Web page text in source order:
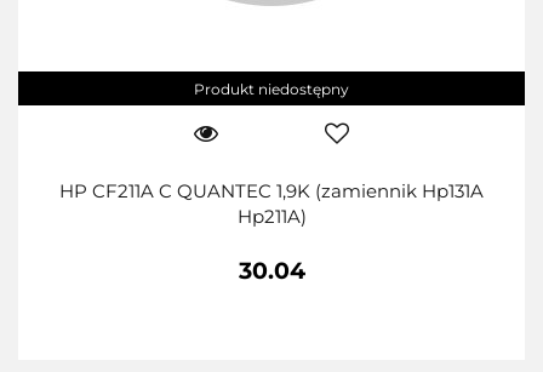
Produkt niedostępny
HP CF211A C QUANTEC 1,9K (zamiennik Hp131A
Hp211A)
30.04